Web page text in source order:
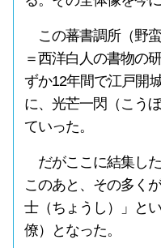
この蕃書調所（野
＝西洋白人の書物の
ずか12年間で江戸開
に、光芒一閃（こう
ていった。
だがここに結集し
このあと、その多く
士（ちょうし）」と
僚）となった。